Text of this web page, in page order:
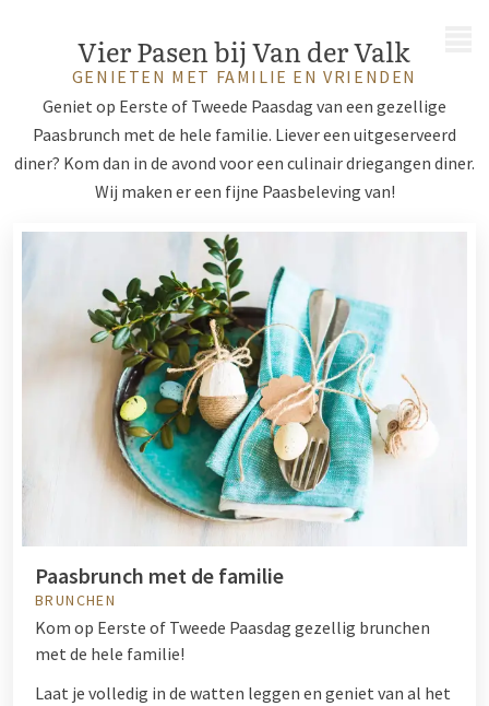
Vier Pasen bij Van der Valk
GENIETEN MET FAMILIE EN VRIENDEN
Geniet op Eerste of Tweede Paasdag van een gezellige
Paasbrunch met de hele familie. Liever een uitgeserveerd
diner? Kom dan in de avond voor een culinair driegangen diner.
Wij maken er een fijne Paasbeleving van!
Paasbrunch met de familie
BRUNCHEN
Kom op Eerste of Tweede Paasdag gezellig brunchen
met de hele familie!
Laat je volledig in de watten leggen en geniet van al het